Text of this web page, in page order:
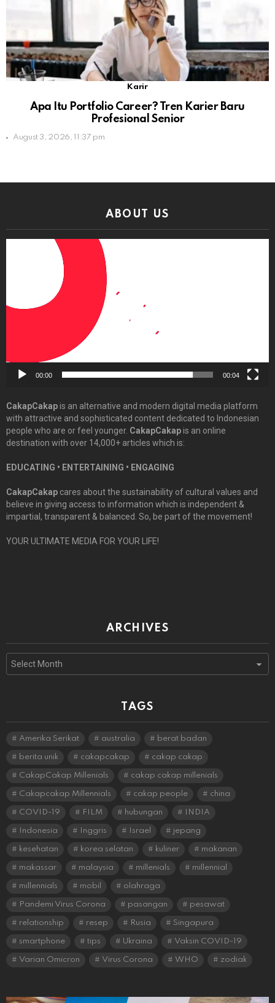
Karir
Apa Itu Portfolio Career? Tren Karier Baru
Profesional Senior
August 3, 2026, 11:37 pm
ABOUT US
00:00 00:04
CakapCakapis an alternative and modern digital media platform
with attractive and sophisticated content dedicated to Indonesian
people who are or feel younger. CakapCakapis an online
destination with over 14,000+ articles which is:
EDUCATING • ENTERTAINING • ENGAGING
CakapCakap cares about the sustainability of cultural values and
believe in giving access to information which is independent &
impartial, transparent & balanced. So, be part of the movement!
YOUR ULTIMATE MEDIA FOR YOUR LIFE!
ARCHIVES
TAGS
Amerika Serikat australia berat badan
berita unik cakapcakap cakap cakap
CakapCakap Millenials cakap cakap millenials
Cakapcakap Millennials cakap people china
COVID-19 FILM hubungan INDIA
Indonesia Inggris Israel jepang
kesehatan korea selatan kuliner makanan
makassar malaysia millenials millennial
millennials mobil olahraga
Pandemi Virus Corona pasangan pesawat
relationship resep Rusia Singapura
smartphone tips Ukraina Vaksin COVID-19
Varian Omicron Virus Corona WHO zodiak